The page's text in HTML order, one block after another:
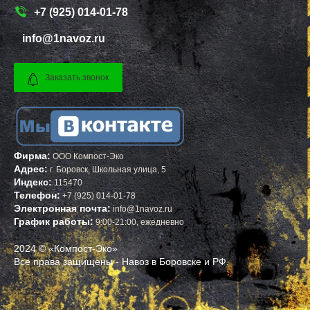
ТИШКОВО
ТОМИЛИНО
ТРОИЦК
ТРОИЦКОЕ
ТУГОЛЕССКИЙ БОР
ТУПИКОВО
ТУЧКОВО
УВАРОВКА
УДЕЛЬНАЯ
УЗУНОВО
УСПЕНСКОЕ
ФИРСАНОВКА
ФОМИНСКОЕ
ФОСФОРИТНЫЙ
ФРЯЗИНО
ФРЯНОВО
ХИМКИ
ХОРЛОВО
ХОТЬКОВО
ЧЕРЕПОВО
ЧЕРКИЗОВО
ЧЕРНОГОЛОВКА
ЧЕРНОЕ
ЧЕРУСТИ
ЧЕХОВ
ШАРАПОВО
ШАТУРА
ШАТУРТОРФ
ВЕРЕЩАГИНО
ГУБАХА
УЗЛОВАЯ
САЛЕХАРД
ПРОКОПЬЕВСК
СЕМЕНОВ
СТАРАЯ РУССА
КРАСНОКАМСК
АПАТИТЫ
БАЛАХНА
МИЛЛЕРОВО
НОВОУРАЛЬСК
ТАЛИЦА
ИНКЕРМАН
ЯЛУТОРОВСК
КОПЕЙСК
САТКА
АХТУБИНСК
ИШИМБАЙ
БИРОБИДЖАН
ШАРЫПОВО
ВАЛДАЙ
КУЙБЫШЕВ
СОЛИКАМСК
РОСЛАВЛЬ
ЗАВОДОУКОВСК
ЮЖНОУРАЛЬСК
ДЮРТЮЛИ
+7 (925) 014-01-78
info@1navoz.ru
Заказать звонок
Фирма: ООО Компост-Эко
Адрес:г. Боровск,Школьная улица, 5
Индекс: 115470
Телефон: +7 (925) 014-01-78
Электронная почта: info@1navoz.ru
График работы:9:00-21:00, ежедневно
2024 © «Компост-Эко»
Все права защищены - Навоз в Боровске и РФ.